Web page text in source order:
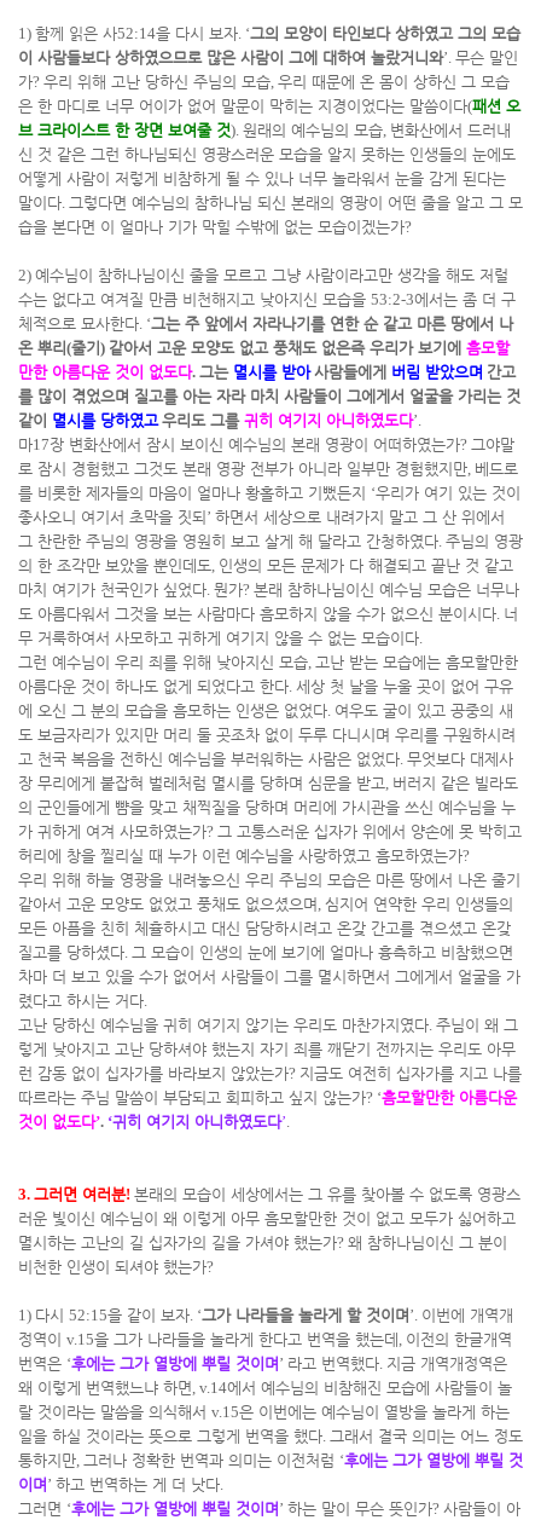
1) 함께 읽은 사52:14을 다시 보자. ‘그의 모양이 타인보다 상하였고 그의 모습
이 사람들보다 상하였으므로 많은 사람이 그에 대하여 놀랐거니와’. 무슨 말인
가? 우리 위해 고난 당하신 주님의 모습, 우리 때문에 온 몸이 상하신 그 모습
은 한 마디로 너무 어이가 없어 말문이 막히는 지경이었다는 말씀이다(패션 오
브 크라이스트 한 장면 보여줄 것). 원래의 예수님의 모습, 변화산에서 드러내
신 것 같은 그런 하나님되신 영광스러운 모습을 알지 못하는 인생들의 눈에도
어떻게 사람이 저렇게 비참하게 될 수 있나 너무 놀라워서 눈을 감게 된다는
말이다. 그렇다면 예수님의 참하나님 되신 본래의 영광이 어떤 줄을 알고 그 모
습을 본다면 이 얼마나 기가 막힐 수밖에 없는 모습이겠는가?
2) 예수님이 참하나님이신 줄을 모르고 그냥 사람이라고만 생각을 해도 저럴
수는 없다고 여겨질 만큼 비천해지고 낮아지신 모습을 53:2-3에서는 좀 더 구
체적으로 묘사한다. ‘그는 주 앞에서 자라나기를 연한 순 같고 마른 땅에서 나
온 뿌리(줄기 ) 같아서 고운 모양도 없고 풍채도 없은즉 우리가 보기에 흠모할
만한 아름다운 것이 없도다. 그는 멸시를 받아 사람들에게 버림 받았으며 간고
를 많이 겪었으며 질고를 아는 자라 마치 사람들이 그에게서 얼굴을 가리는 것
같이 멸시를 당하였고 우리도 그를 귀히 여기지 아니하였도다’.
마17장 변화산에서 잠시 보이신 예수님의 본래 영광이 어떠하였는가? 그야말
로 잠시 경험했고 그것도 본래 영광 전부가 아니라 일부만 경험했지만, 베드로
를 비롯한 제자들의 마음이 얼마나 황홀하고 기뻤든지 ‘우리가 여기 있는 것이
좋사오니 여기서 초막을 짓되 ’ 하면서 세상으로 내려가지 말고 그 산 위에서
그 찬란한 주님의 영광을 영원히 보고 살게 해 달라고 간청하였다. 주님의 영광
의 한 조각만 보았을 뿐인데도, 인생의 모든 문제가 다 해결되고 끝난 것 같고
마치 여기가 천국인가 싶었다. 뭔가? 본래 참하나님이신 예수님 모습은 너무나
도 아름다워서 그것을 보는 사람마다 흠모하지 않을 수가 없으신 분이시다. 너
무 거룩하여서 사모하고 귀하게 여기지 않을 수 없는 모습이다.
그런 예수님이 우리 죄를 위해 낮아지신 모습, 고난 받는 모습에는 흠모할만한
아름다운 것이 하나도 없게 되었다고 한다. 세상 첫 날을 누울 곳이 없어 구유
에 오신 그 분의 모습을 흠모하는 인생은 없었다. 여우도 굴이 있고 공중의 새
도 보금자리가 있지만 머리 둘 곳조차 없이 두루 다니시며 우리를 구원하시려
고 천국 복음을 전하신 예수님을 부러워하는 사람은 없었다. 무엇보다 대제사
장 무리에게 붙잡혀 벌레처럼 멸시를 당하며 심문을 받고, 버러지 같은 빌라도
의 군인들에게 뺨을 맞고 채찍질을 당하며 머리에 가시관을 쓰신 예수님을 누
가 귀하게 여겨 사모하였는가? 그 고통스러운 십자가 위에서 양손에 못 박히고
허리에 창을 찔리실 때 누가 이런 예수님을 사랑하였고 흠모하였는가?
우리 위해 하늘 영광을 내려놓으신 우리 주님의 모습은 마른 땅에서 나온 줄기
같아서 고운 모양도 없었고 풍채도 없으셨으며 , 심지어 연약한 우리 인생들의
모든 아픔을 친히 체휼하시고 대신 담당하시려고 온갖 간고를 겪으셨고 온갖
질고를 당하셨다. 그 모습이 인생의 눈에 보기에 얼마나 흉측하고 비참했으면
차마 더 보고 있을 수가 없어서 사람들이 그를 멸시하면서 그에게서 얼굴을 가
렸다고 하시는 거다.
고난 당하신 예수님을 귀히 여기지 않기는 우리도 마찬가지였다. 주님이 왜 그
렇게 낮아지고 고난 당하셔야 했는지 자기 죄를 깨닫기 전까지는 우리도 아무
런 감동 없이 십자가를 바라보지 않았는가? 지금도 여전히 십자가를 지고 나를
따르라는 주님 말씀이 부담되고 회피하고 싶지 않는가? ‘흠모할만한 아름다운
것이 없도다’. ‘귀히 여기지 아니하였도다’.
3. 그러면 여러분! 본래의 모습이 세상에서는 그 유를 찾아볼 수 없도록 영광스
러운 빛이신 예수님이 왜 이렇게 아무 흠모할만한 것이 없고 모두가 싫어하고
멸시하는 고난의 길 십자가의 길을 가셔야 했는가? 왜 참하나님이신 그 분이
비천한 인생이 되셔야 했는가?
1) 다시 52:15을 같이 보자. ‘그가 나라들을 놀라게 할 것이며 ’. 이번에 개역개
정역이 v.15을 그가 나라들을 놀라게 한다고 번역을 했는데 , 이전의 한글개역
번역은 ‘후에는 그가 열방에 뿌릴 것이며 ’ 라고 번역했다. 지금 개역개정역은
왜 이렇게 번역했느냐 하면, v.14에서 예수님의 비참해진 모습에 사람들이 놀
랄 것이라는 말씀을 의식해서 v.15은 이번에는 예수님이 열방을 놀라게 하는
일을 하실 것이라는 뜻으로 그렇게 번역을 했다. 그래서 결국 의미는 어느 정도
통하지만, 그러나 정확한 번역과 의미는 이전처럼 ‘후에는 그가 열방에 뿌릴 것
이며 ’ 하고 번역하는 게 더 낫다.
그러면 ‘후에는 그가 열방에 뿌릴 것이며 ’ 하는 말이 무슨 뜻인가? 사람들이 아